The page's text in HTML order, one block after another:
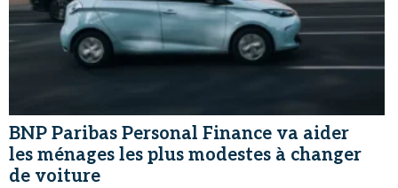
BNP Paribas Personal Finance va aider
les ménages les plus modestes à changer
de voiture